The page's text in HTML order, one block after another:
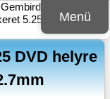
Menü
Gembird
5.25 DVD helyre
DVD helyre